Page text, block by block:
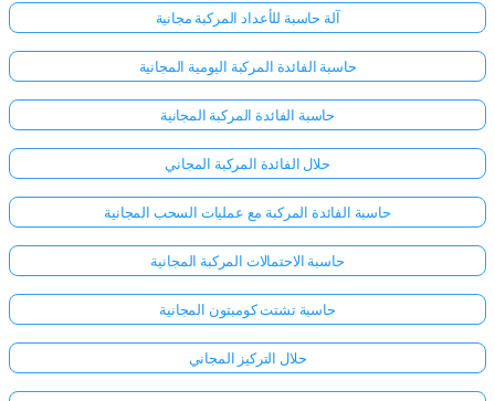
آلة حاسبة للأعداد المركبة مجانية
حاسبة الفائدة المركبة اليومية المجانية
حاسبة الفائدة المركبة المجانية
حلال الفائدة المركبة المجاني
حاسبة الفائدة المركبة مع عمليات السحب المجانية
حاسبة الاحتمالات المركبة المجانية
حاسبة تشتت كومبتون المجانية
حلال التركيز المجاني